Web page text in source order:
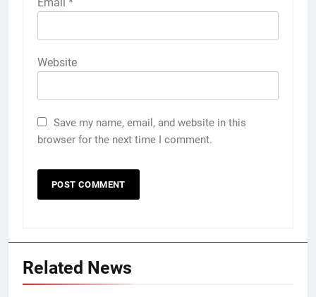
Website
Save my name, email, and website in this
browser for the next time I comment.
Related News